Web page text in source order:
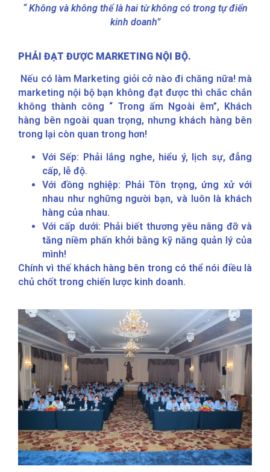
“ Không và không thể là hai từ không có trong tự điển
kinh doanh”
PHẢI ĐẠT ĐƯỢC MARKETING NỘI BỘ.
Nếu có làm Marketing giỏi cở nào đi chăng nữa! mà
marketing nội bộ bạn không đạt được thì chắc chắn
không thành công “ Trong ấm Ngoài êm”, Khách
hàng bên ngoài quan trọng, nhưng khách hàng bên
trong lại còn quan trong hơn!
Với Sếp: Phải lắng nghe, hiểu ý, lịch sự, đẳng
cấp, lễ độ.
Với đồng nghiệp: Phải Tôn trọng, ứng xử với
nhau như nghững người bạn, và luôn là khách
hàng của nhau.
Với cấp dưới: Phải biết thương yêu nâng đỡ và
tăng niềm phấn khởi bằng kỹ năng quản lý của
mình!
Chính vì thế khách hàng bên trong có thể nói điều là
chủ chốt trong chiến lược kinh doanh.